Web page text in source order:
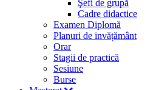
Şefi de grupă
Cadre didactice
Examen Diplomă
Planuri de invățământ
Orar
Stagii de practică
Sesiune
Burse